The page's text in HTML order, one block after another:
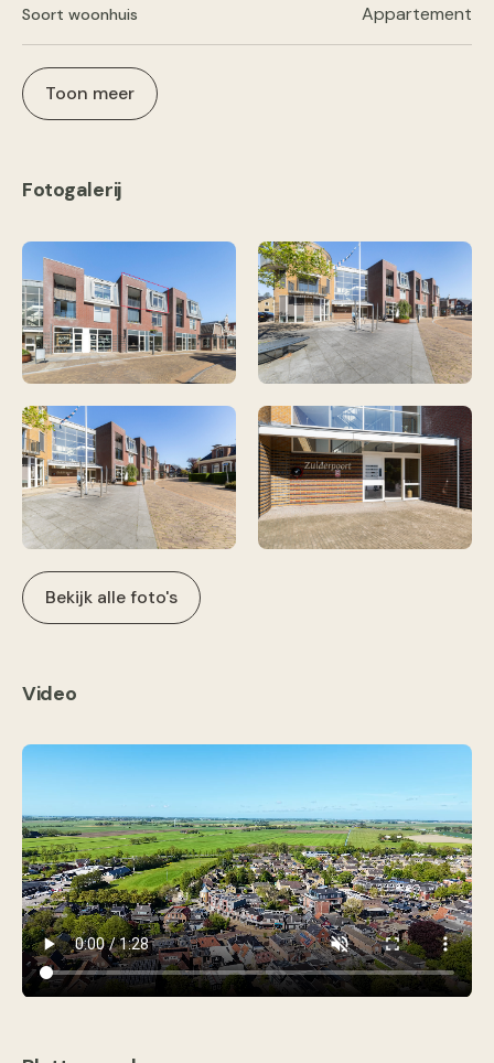
Soort woonhuis Appartement
Toon meer
Fotogalerij
Bekijk alle foto's
Video